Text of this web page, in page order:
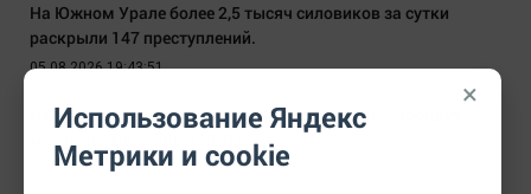
На Южном Урале более 2,5 тысяч силовиков за сутки
раскрыли 147 преступлений.
05.08.2026 19:43:51
На дорогах Челябинской области в выходные пройдут
05.08.2026 19:35:00
×
Использование Яндекс
Метрики и cookie